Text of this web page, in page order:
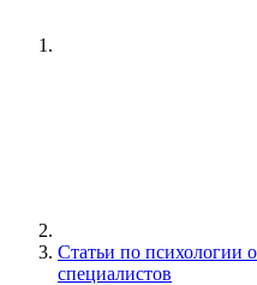
Статьи по психологии
специалистов